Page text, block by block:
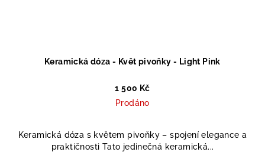
Keramická dóza - Květ pivoňky - Light Pink
1 500 Kč
Prodáno
Keramická dóza s květem pivoňky – spojení elegance a
praktičnosti Tato jedinečná keramická...